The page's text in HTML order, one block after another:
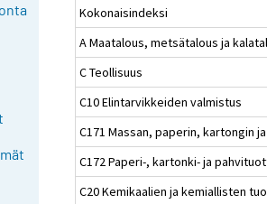
Kokonaisindeksi
A Maatalous, metsätalous ja
C Teollisuus
C10 Elintarvikkeiden valmistus
C171 Massan, paperin, kartongin
C172 Paperi-, kartonki- ja
C20 Kemikaalien ja kemiallisten